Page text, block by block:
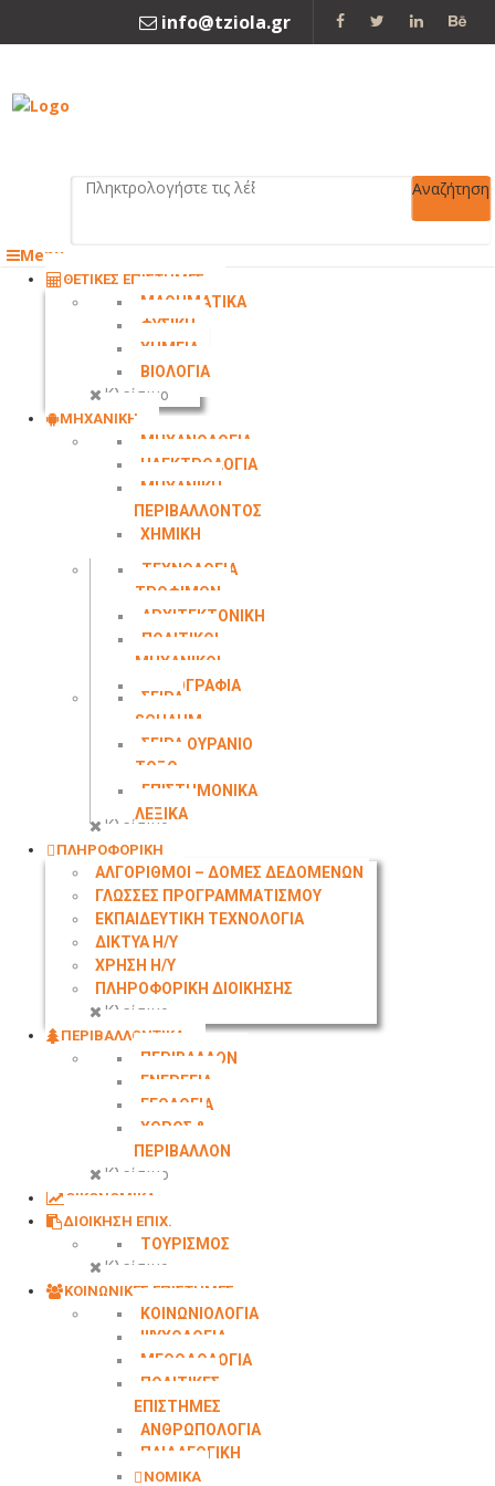
info@tziola.gr
Αναζήτηση
Menu
ΘΕΤΙΚΕΣ ΕΠΙΣΤΗΜΕΣ
ΜΑΘΗΜΑΤΙΚΑ
ΦΥΣΙΚΗ
ΧΗΜΕΙΑ
ΒΙΟΛΟΓΙΑ
Κλείσιμο
ΜΗΧΑΝΙΚΗ
ΜΗΧΑΝΟΛΟΓΙΑ
ΗΛΕΚΤΡΟΛΟΓΙΑ
ΜΗΧΑΝΙΚΗ
ΠΕΡΙΒΑΛΛΟΝΤΟΣ
ΧΗΜΙΚΗ
ΤΕΧΝΟΛΟΓΙΑ
ΤΡΟΦΙΜΩΝ
ΑΡΧΙΤΕΚΤΟΝΙΚΗ
ΠΟΛΙΤΙΚΟΙ
ΜΗΧΑΝΙΚΟΙ
ΤΟΠΟΓΡΑΦΙΑ
ΣΕΙΡΑ
SCHAUM
ΣΕΙΡΑ ΟΥΡΑΝΙΟ
ΤΟΞΟ
ΕΠΙΣΤΗΜΟΝΙΚΑ
ΛΕΞΙΚΑ
Κλείσιμο
ΠΛΗΡΟΦΟΡΙΚΗ
ΑΛΓΟΡΙΘΜΟΙ – ΔΟΜΕΣ ΔΕΔΟΜΕΝΩΝ
ΓΛΩΣΣΕΣ ΠΡΟΓΡΑΜΜΑΤΙΣΜΟΥ
ΕΚΠΑΙΔΕΥΤΙΚΗ ΤΕΧΝΟΛΟΓΙΑ
ΔΙΚΤΥΑ Η/Υ
ΧΡΗΣΗ Η/Υ
ΠΛΗΡΟΦΟΡΙΚΗ ΔΙΟΙΚΗΣΗΣ
Κλείσιμο
ΠΕΡΙΒΑΛΛΟΝΤΙΚΑ
ΠΕΡΙΒΑΛΛΟΝ
ΕΝΕΡΓΕΙΑ
ΓΕΩΛΟΓΙΑ
ΧΩΡΟΣ &
ΠΕΡΙΒΑΛΛΟΝ
Κλείσιμο
ΟΙΚΟΝΟΜΙΚΑ
ΔΙΟΙΚΗΣΗ ΕΠΙΧ.
ΤΟΥΡΙΣΜΟΣ
Κλείσιμο
ΚΟΙΝΩΝΙΚΕΣ ΕΠΙΣΤΗΜΕΣ
ΚΟΙΝΩΝΙΟΛΟΓΙΑ
ΨΥΧΟΛΟΓΙΑ
ΜΕΘΟΔΟΛΟΓΙΑ
ΠΟΛΙΤΙΚΕΣ
ΕΠΙΣΤΗΜΕΣ
ΑΝΘΡΩΠΟΛΟΓΙΑ
ΠΑΙΔΑΓΩΓΙΚΗ
ΝΟΜΙΚΑ